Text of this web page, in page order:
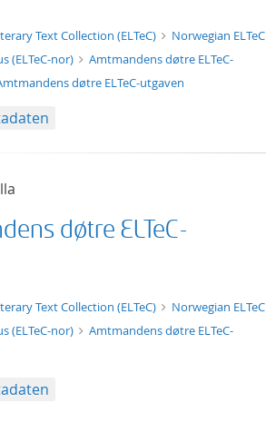
Text Collection (ELTeC)
Norwegian ELTeC
(ELTeC-nor)
Amtmandens døtre ELTeC-
døtre ELTeC-utgaven
døtre ELTeC-
Text Collection (ELTeC)
Norwegian ELTeC
(ELTeC-nor)
Amtmandens døtre ELTeC-